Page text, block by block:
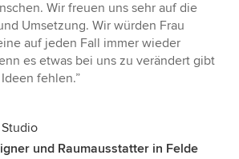
Wir freuen uns sehr auf die
Umsetzung. Wir würden Frau
auf jeden Fall immer wieder
es etwas bei uns zu verändert gibt
fehlen.”
und Raumausstatter in Felde